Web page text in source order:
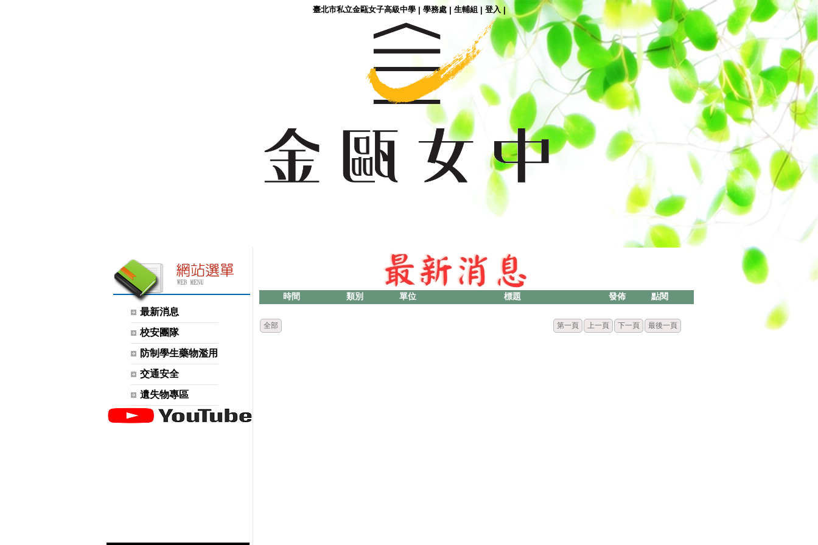
臺北市私立金甌女子高級中學| 學務處| 生輔組 | 登入 |
最新消息
校安團隊
防制學生藥物濫用
交通安全
遺失物專區
時間 類別 單位 標題 發佈 點閱
全部 第一頁 上一頁 下一頁 最後一頁